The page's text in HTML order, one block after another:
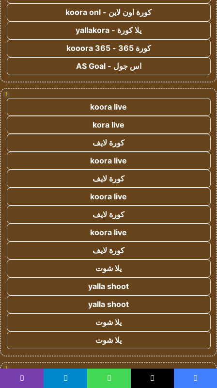
كورة اون لاين - koora onl
يلا كورة - yallakora
كورة 365 - kooora 365
اس جول - AS Goal
!
koora live
kora live
كورة لايف
koora live
كورة لايف
koora live
كورة لايف
koora live
كورة لايف
يلا شوت
yalla shoot
yalla shoot
يلا شوت
يلا شوت
!
موقع كورة